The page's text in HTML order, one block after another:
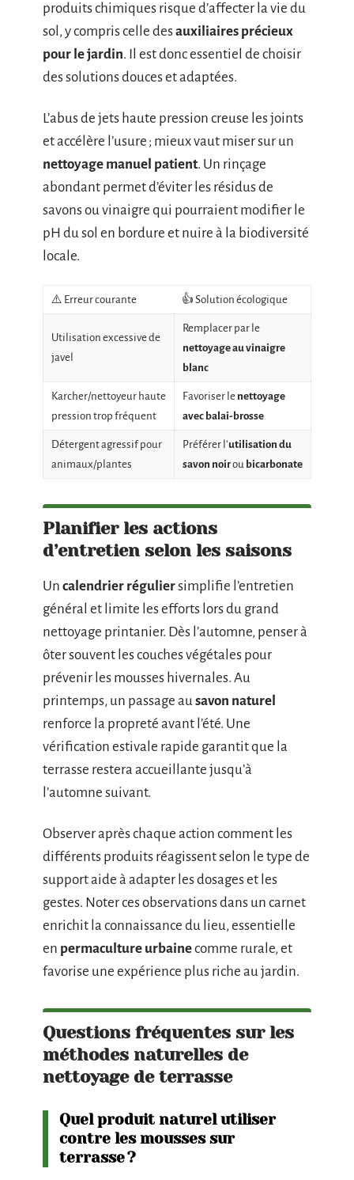
produits chimiques risque d’affecter la vie du
sol, y compris celle desauxiliaires précieux
pour le jardin. Il est donc essentiel de choisir
des solutions douces et adaptées.
L’abus de jets haute pression creuse les joints
et accélère l’usure ; mieux vaut miser sur un
nettoyage manuel patient. Un rinçage
abondant permet d’éviter les résidus de
savons ou vinaigre qui pourraient modifier le
pH du sol en bordure et nuire à la biodiversité
locale.
⚠️ Erreur courante 👍 Solution écologique
Utilisation excessive de
javel
Remplacer par le
nettoyage au vinaigre
blanc
Karcher/nettoyeur haute
pression trop fréquent
Favoriser le nettoyage
avec balai-brosse
Détergent agressif pour
animaux/plantes
Préférer l’utilisation du
savon noirou bicarbonate
Planifier les actions
d’entretien selon les saisons
Un calendrier réguliersimplifie l’entretien
général et limite les efforts lors du grand
nettoyage printanier. Dès l’automne, penser à
ôter souvent les couches végétales pour
prévenir les mousses hivernales. Au
printemps, un passage ausavon naturel
renforce la propreté avant l’été. Une
vérification estivale rapide garantit que la
terrasse restera accueillante jusqu’à
l’automne suivant.
Observer après chaque action comment les
différents produits réagissent selon le type de
support aide à adapter les dosages et les
gestes. Noter ces observations dans un carnet
enrichit la connaissance du lieu, essentielle
en permaculture urbainecomme rurale, et
favorise une expérience plus riche au jardin.
Questions fréquentes sur les
méthodes naturelles de
nettoyage de terrasse
Quel produit naturel utiliser
contre les mousses sur
terrasse ?